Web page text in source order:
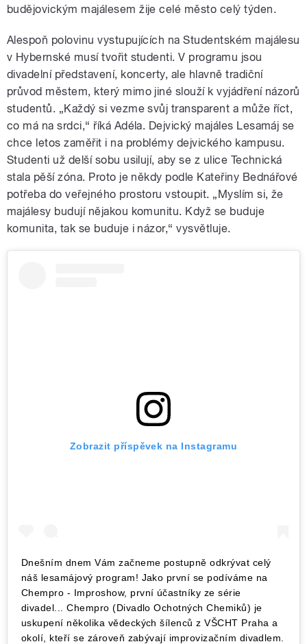
budějovickým majálesem žije celé město celý týden.
Alespoň polovinu vystupujících na Studentském majálesu
v Hybernské musí tvořit studenti. V programu jsou
divadelní představení, koncerty, ale hlavně tradiční
průvod městem, který mimo jiné slouží k vyjádření názorů
studentů. „Každý si vezme svůj transparent a může říct,
co má na srdci,“ říká Adéla. Dejvický majáles Lesamáj se
chce letos zaměřit i na problémy dejvického kampusu.
Studenti už delší sobu usilují, aby se z ulice Technická
stala pěší zóna. Proto je někdy podle Kateřiny Bednářové
potřeba do veřejného prostoru vstoupit. „Myslím si, že
majálesy budují nějakou komunitu. Když se buduje
komunita, tak se buduje i názor,“ vysvětluje.
Zobrazit příspěvek na Instagramu
Dnešním dnem Vám začneme postupně odkrývat celý
náš lesamájový program! Jako první se podíváme na
Chempro - Improshow, první účastníky ze série
divadel... Chempro (Divadlo Ochotných Chemiků) je
uskupení několika vědeckých šílenců z VŠCHT Praha a
okolí, kteří se zároveň zabývají improvizačním divadlem.